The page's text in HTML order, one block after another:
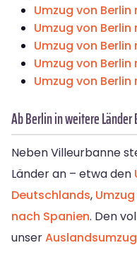
Umzug von Berlin
Umzug von
Umzug von
Umzug von Berlin
Umzug von
Ab Berlin in weitere Länder
Neben Villeurbanne
Länder an – etwa den
Deutschlands,
nach Spanien. Den
unser